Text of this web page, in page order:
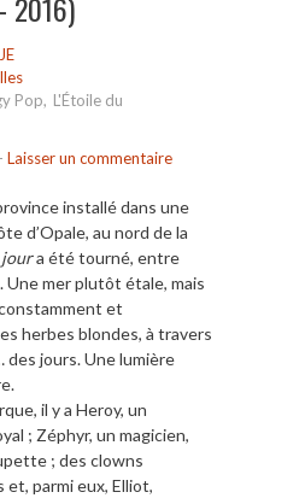
Pop, L'Étoile du
- Laisser un commentaire
installé dans une
d’Opale, au nord de la
joura été tourné, entre
Une mer plutôt étale, mais
et
herbes blondes, à travers
des jours. Une lumière
il y a Heroy, un
; Zéphyr, un magicien,
; des clowns
parmi eux, Elliot,